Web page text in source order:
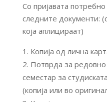
Со пријавата
следните документи:
која аплицираат)
Копија од лична
Потврда за
семестар за
(копија или во